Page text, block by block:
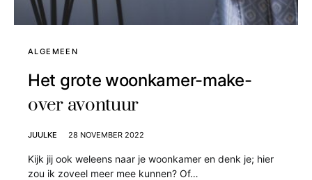
ALGEMEEN
Het grote woonkamer-make-
over avontuur
JUULKE 28 NOVEMBER 2022
Kijk jij ook weleens naar je woonkamer en denk je; hier
zou ik zoveel meer mee kunnen? Of…